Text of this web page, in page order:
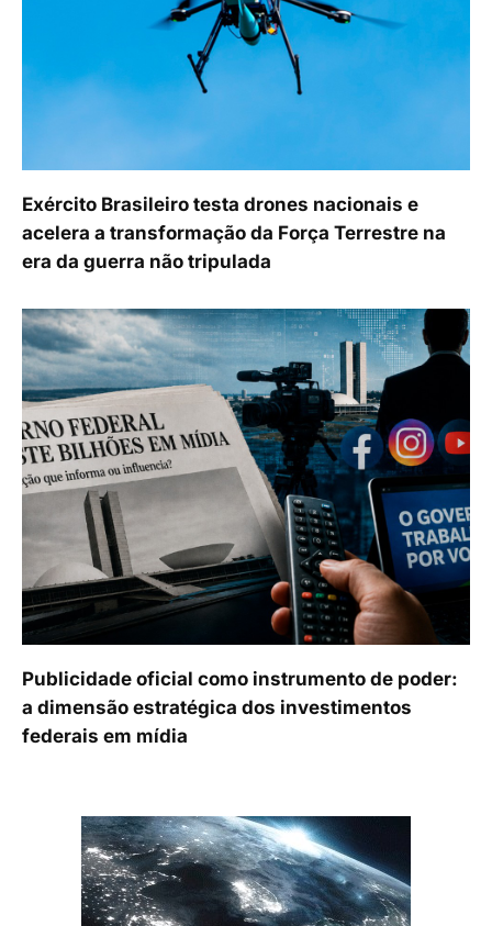
Exército Brasileiro testa drones nacionais e
acelera a transformação da Força Terrestre na
era da guerra não tripulada
Publicidade oficial como instrumento de poder:
a dimensão estratégica dos investimentos
federais em mídia